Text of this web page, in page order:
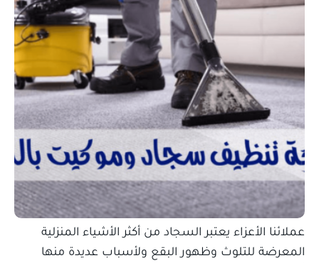
عملائنا الأعزاء يعتبر السجاد من أكثر الأشياء المنزلية
المعرضة للتلوث وظهور البقع ولأسباب عديدة منها